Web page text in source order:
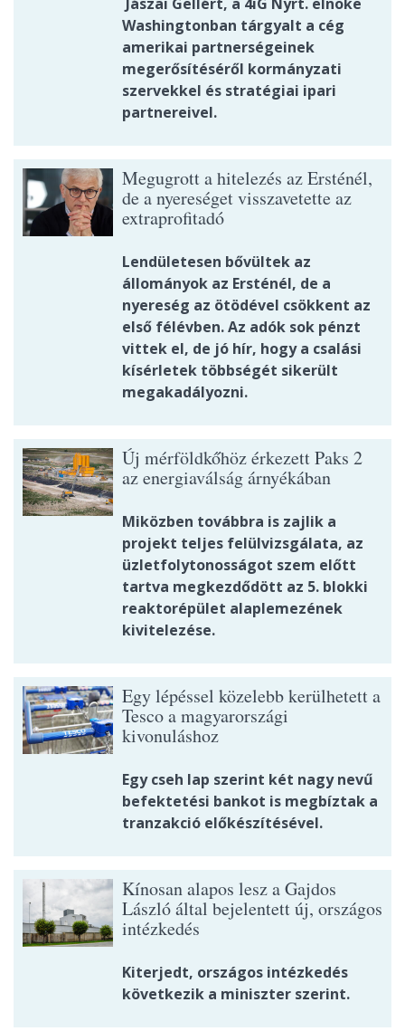
Washingtonban tárgyalt a cég
amerikai partnerségeinek
megerősítéséről kormányzati
szervekkel és stratégiai ipari
partnereivel.
Megugrott a hitelezés az Ersténél,
de a nyereséget visszavetette az
extraprofitadó
Lendületesen bővültek az
állományok az Ersténél, de a
nyereség az ötödével csökkent az
első félévben. Az adók sok pénzt
vittek el, de jó hír, hogy a csalási
kísérletek többségét sikerült
megakadályozni.
Új mérföldkőhöz érkezett Paks 2
az energiaválság árnyékában
Miközben továbbra is zajlik a
projekt teljes felülvizsgálata, az
üzletfolytonosságot szem előtt
tartva megkezdődött az 5. blokki
reaktorépület alaplemezének
kivitelezése.
Egy lépéssel közelebb kerülhetett a
Tesco a magyarországi
kivonuláshoz
Egy cseh lap szerint két nagy nevű
befektetési bankot is megbíztak a
tranzakció előkészítésével.
Kínosan alapos lesz a Gajdos
László által bejelentett új, országos
intézkedés
Kiterjedt, országos intézkedés
következik a miniszter szerint.